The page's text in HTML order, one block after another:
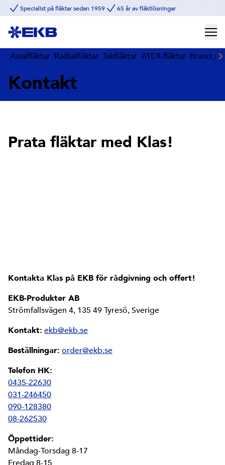
Specialist på fläktar sedan 1959 65 år av fläktlösningar
Axialfläktar Radialfläktar Takfläktar ATEX-fläktar
Kontakt
Prata fläktar med Klas!
Kontakta Klas på EKB för rådgivning och offert!
EKB-Produkter AB
Strömfallsvägen 4, 135 49 Tyresö, Sverige
Kontakt: ekb@ekb.se
Beställningar: order@ekb.se
Telefon HK:
0435-22630
031-246450
090-128380
08-262530
Öppettider:
Måndag-Torsdag 8-17